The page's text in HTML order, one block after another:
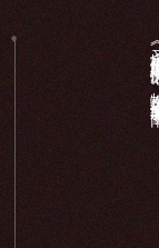
《圣墩祖庙重建